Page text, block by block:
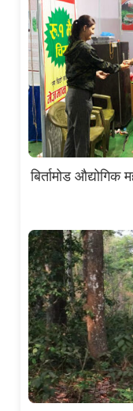
बिर्तामोड औद्योगिक